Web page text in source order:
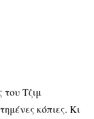
του Τζιμ
κόπιες. Κι